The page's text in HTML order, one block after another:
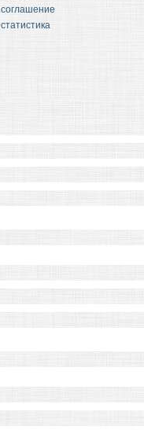
соглашение
статистика